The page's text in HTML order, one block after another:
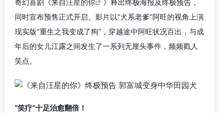
奇幻喜剧《来自汪星的你
》释出终极海报及终极预告，
同时宣布预售正式开启。影片以“犬系老爹”阿旺的视角上演
现实版“重生之我变成了狗”，穿越途中阿旺状况百出，与成
年后的女儿江露之间发生了一系列无厘头事件，频频戳人
笑点。
“笑疗”十足治愈翻倍！